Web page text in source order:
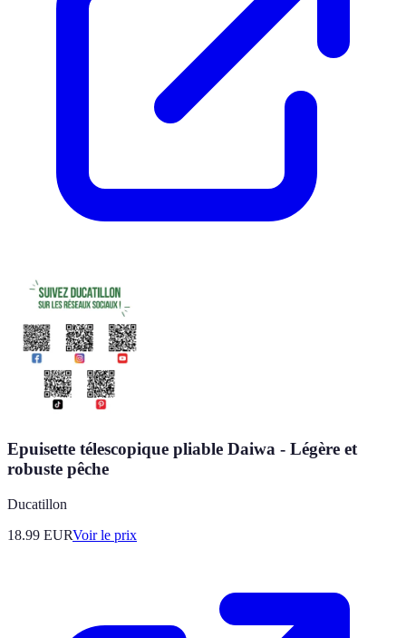
Epuisette télescopique pliable Daiwa - Légère et
robuste pêche
Ducatillon
18.99 EURVoir le prix